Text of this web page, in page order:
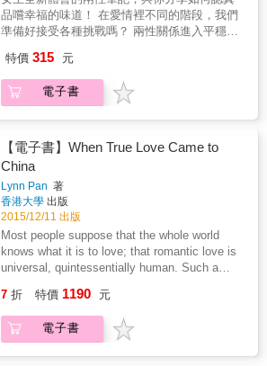
素，比較像是後兩個因素所造成的困難。＜案
例1＞中的大雄本來性需求就不高，戀愛期沒住
在一起，性慾往往經過醞釀而高漲，於是乾柴
烈火，回味無窮。同居後因住家裡，一方面少
了想像和期待，其次顧忌到隔牆有耳，焦慮遠
超過性慾。婚後雖然少了顧忌，卻因為工作／
父母不喜歡她，主要是婚前同居，且兩人均未
有經濟基礎。不過，老人家不是鐵石心腸，倘
若兩人每天能撥點時間與長輩相處，幫忙做點
家事，兩代關係必能改善，且在家時間多了，
心情會比較輕鬆，也不會那麼累。不過，最重
要的還是夫妻間的性溝通，不要光練不說。礙
於傳統，女性比較不敢談性，也不敢表達自己
的欲望。兩個人在床上相依卻疏於表達愛意，
其實可以講些情話及輕度愛撫，培養性慾與心
情，說出期待與感受。為了解除大雄的焦慮，
間，放鬆身心，將功課及工作壓力以及對父母
的顧忌拋諸腦後，自在地溫存，讓情慾升高，
渴望彼此，進行有品質的性愛。多了母愛，很
他、愛他，和他共度下半輩子嗎？」這其實沒
有問到婚姻的核心。 應該問：「你願意接受他
和父母的關係、教養的態度、手足的關係、對
於金錢的價值觀、對待小孩的堅持點
溝通、交流、對話，並願意在為了這個家的前
題下，和你的伴侶取得某種共識嗎？」這才是
問到婚姻承諾的核心，這也是我們婚姻中的掙
改變過去我們跟他們的關係，但我們能以覺
察、療癒和練習，找回我們的自在人生。
在婚姻裡，不再爭執不休，將原來彼此的愛意
一點一滴侵蝕，那麼，覺察自己與父母婚姻的
捨棄，而哪些特質是你需要，但當年父母無力
給予，成為你的遺憾，再搭配上療癒與練習，
你就能找回幸福。 演講、團體暨工作坊等超過
法不成功型」等，她以專業及同理一一給予建
議。我們無法選擇自己的父母，更無法改變父
己不重蹈覆轍，擁抱幸福。 本書特色 ◎書市極
少有此類型的書，但有許多人卻深為此所苦。
◎當我們結婚時，如果只問：「你願意包容
他、愛他，和他共度下半輩子嗎？」這其實沒
有問到婚姻的核心。 應該問：「你願意接受他
和父母的關係、教養的態度、手足的關係、對
於金錢的價值觀、對待小孩的堅持點
溝通、交流、對話，並願意在為了這個家的前
題下，和你的伴侶取得某種共識嗎？」這才是
問到婚姻承諾的核心，這也是我們婚姻中的掙
料、小心火侯、用心調味&hellip;&hellip;然後一
道完美的料理才會讓人吃在嘴裡，甜在心裡。
這是女王婚後第一次公開分享她的愛情如何開
作人媳；從而激發她對做菜的熱情，不斷發揮
料理的創意；以及想要深深扣住另一半的心，
樂得每天在家享受兩人的美食世界
&hellip;&hellip;都將透過這本書給所有正在感情
路上徘徊的男男女女，一些最中肯的建議。 &
她更誠實的說出男女之間永遠「不會沒有問
題」，告訴你兩性之間或是婚姻可能出現的問
題，但是所有的問題都有方法可以慢慢解開答
案，陪你一起面對、解決這些問題。
品嚐幸福的味道！ 在愛情裡不同的階段，我們
準備好接受各種挑戰嗎？ 兩性關係進入平穩階
一段關係裡，維持和諧的頻率，仍能怡然地做
自己？ 藉著這本書，女王訴說她的觀點，陪你
一起體會幸福的各種滋味。 & 婚後的女王，改
「家」的味道，婚前從不進廚房的她，婚後開
始自己下廚，跟媽媽學、跟婆婆學、跟老師
麼迷人。 & 每一道菜從無到有，女王發現所有
事情的過程，原來都如同感情一般，需要備
料、小心火侯、用心調味&hellip;&hellip;然後一
道完美的料理才會讓人吃在嘴裡，甜在心裡。
這是女王婚後第一次公開分享她的愛情如何開
花、結果－從被婆婆以一碗麻油雞湯收買，嫁
料理的創意；以及想要深深扣住另一半的心，
樂得每天在家享受兩人的美食世界
&hellip;&hellip;都將透過這本書給所有正在感情
特價 315 元
電子書
【電子書】When True Love Came to
China
Lynn Pan 著
香港大學 出版
2015/12/11 出版
Most people suppose that the whole world
knows what it is to love; that romantic love is
universal, quintessentially human. Such a
challenges. It has to justify its underlying
assumption that all cultures mean the same
thing by the word ‘love’ regardless of
7 折 特價 1190 元
電子書